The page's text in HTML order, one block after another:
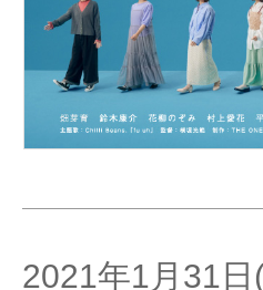
2021年1月31日